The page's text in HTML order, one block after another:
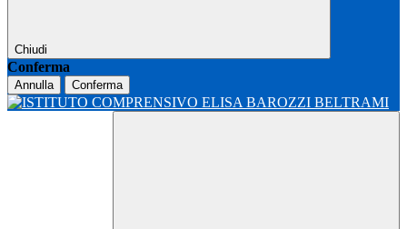
Chiudi
Conferma
Annulla Conferma